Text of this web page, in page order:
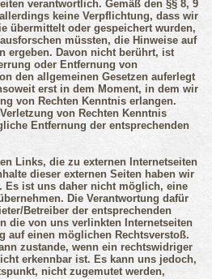
verantwortlich. Gemäß den §§ 8, 9
keine Verpflichtung, dass wir
übermittelt oder gespeichert wurden,
müssten, die Hinweise auf
ergeben. Davon nicht berührt, ist
oder Entfernung von
den allgemeinen Gesetzen auferlegt
erst in dem Moment, in dem wir
von Rechten Kenntnis erlangen.
von Rechten Kenntnis
Entfernung der entsprechenden
Links, die zu externen Internetseiten
dieser externen Seiten haben wir
Es ist uns daher nicht möglich, eine
Die Verantwortung dafür
Betreiber der entsprechenden
die von uns verlinkten Internetseiten
auf einen möglichen Rechtsverstoß.
zustande, wenn ein rechtswidriger
erkennbar ist. Es kann uns jedoch,
nicht zugemutet werden,